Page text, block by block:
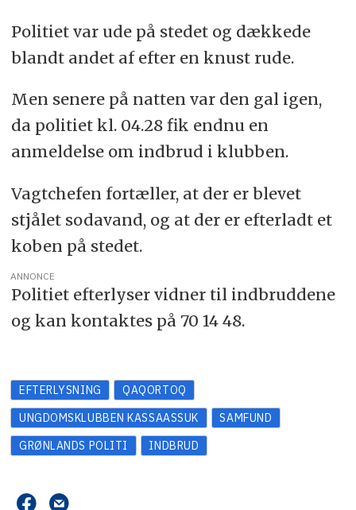
Politiet var ude på stedet og dækkede
blandt andet af efter en knust rude.
Men senere på natten var den gal igen,
da politiet kl. 04.28 fik endnu en
anmeldelse om indbrud i klubben.
Vagtchefen fortæller, at der er blevet
stjålet sodavand, og at der er efterladt et
koben på stedet.
ANNONCE
Politiet efterlyser vidner til indbruddene
og kan kontaktes på 70 14 48.
EFTERLYSNING
QAQORTOQ
UNGDOMSKLUBBEN KASSAASSUK
SAMFUND
GRØNLANDS POLITI
INDBRUD